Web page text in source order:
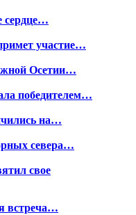
участие…
Осетии…
победителем…
на…
севера…
свое
встреча…